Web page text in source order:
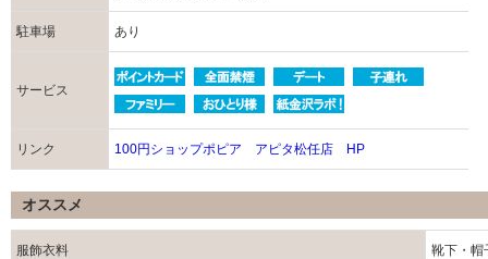
駐車場 あり
サービス
リンク 100円ショップポピア アピタ松任店 HP
オススメ
服飾衣料 靴下・帽